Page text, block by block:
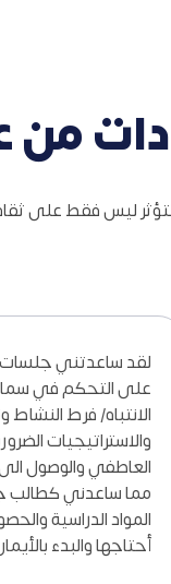
من
ليس فقط على
لقد
على
مما